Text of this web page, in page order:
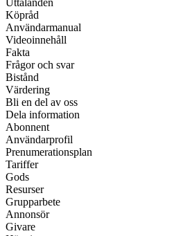
Uttalanden
Köpråd
Användarmanual
Videoinnehåll
Fakta
Frågor och svar
Bistånd
Värdering
Bli en del av oss
Dela information
Abonnent
Användarprofil
Prenumerationsplan
Tariffer
Gods
Resurser
Grupparbete
Annonsör
Givare